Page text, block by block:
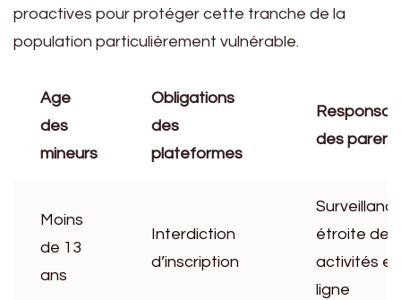
proactives pour protéger cette tranche de la
population particulièrement vulnérable.
Age
des
mineurs
Obligations
des
plateformes
des
Moins
de 13
ans
Interdiction
d’inscription
étroite des
activités en
ligne